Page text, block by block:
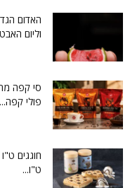
האדום
וליום
סי קפה
פולי קפה...
חוגגים
ט"ו...